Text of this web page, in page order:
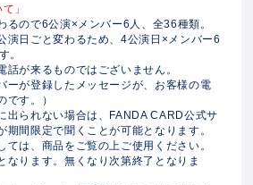
」
るので6公演×メンバー6人、全36種類。
演日ごと変わるため、4公演日×メンバー6
。
が来るものではございません。
ーが登録したメッセージが、お客様の電
です。）
出られない場合は、FANDA CARD公式サ
期間限定で聞くことが可能となります。
は、商品をご覧の上ご使用ください。
ります。無くなり次第終了となりま